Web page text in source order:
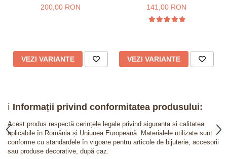
200,00 RON
VEZI VARIANTE
141,00 RON
VEZI VARIANTE
ℹ️ Informații privind conformitatea produsului:
Acest produs respectă cerințele legale privind siguranța și calitatea
aplicabile în România și Uniunea Europeană. Materialele utilizate sunt
conforme cu standardele în vigoare pentru articole de bijuterie, accesorii
sau produse decorative, după caz.